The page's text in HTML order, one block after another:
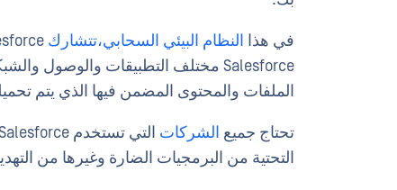
في هذا النظام البيئي السحابي،تتشارك
الملفات والمحتوى المضمن فيها الذي يتم
تحتاج جميع الشركات
التحتية من البرمجيات الضارة وغيرها من